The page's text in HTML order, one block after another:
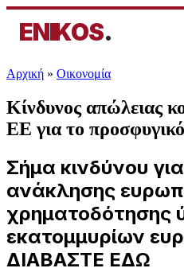
ENIKOS.
Αρχική » Oικονομία
Κίνδυνος απώλειας
ΕΕ για το προσφυγικό
Σήμα κινδύνου
ανάκλησης
χρηματοδότησης
εκατομμυρίων
ΔΙΑΒΑΣΤΕ ΕΔΩ